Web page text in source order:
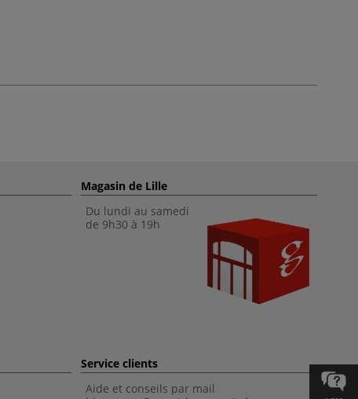
Magasin de Lille
Du lundi au samedi
de 9h30 à 19h
Service clients
Aide et conseils par mail